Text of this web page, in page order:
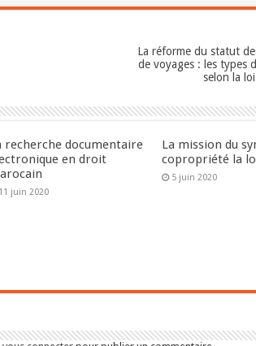
La réforme du statut
de voyages : les types
selon la
recherche documentaire
en droit
11 juin 2020
La mission du
copropriété la
5 juin 2020